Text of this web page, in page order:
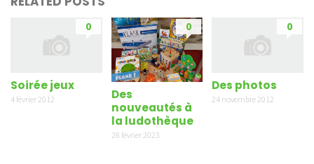
0
Soirée jeux
4 février 2012
0
Des
nouveautés à
la ludothèque
28 février 2023
0
Des photos
24 novembre 2012